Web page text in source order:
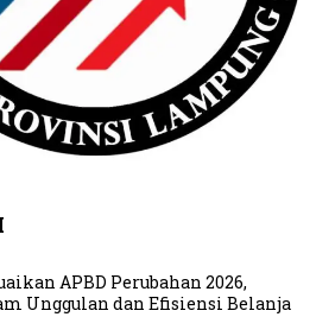
APBD Perubahan 2026,
Unggulan dan Efisiensi Belanja